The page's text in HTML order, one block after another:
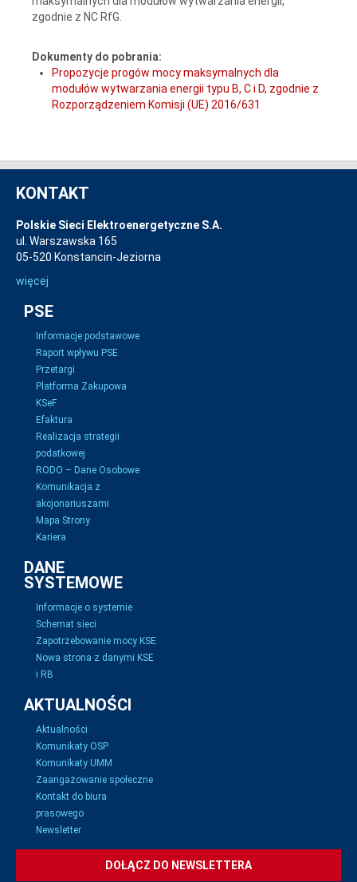
zgodnie z NC RfG.
Dokumenty do pobrania:
Propozycje progów mocy maksymalnych dla
modułów wytwarzania energii typu B, C i D, zgodnie z
Rozporządzeniem Komisji (UE) 2016/631
KONTAKT
Polskie Sieci Elektroenergetyczne S.A.
ul. Warszawska 165
05-520 Konstancin-Jeziorna
więcej
PSE
Informacje podstawowe
Raport wpływu PSE
Przetargi
Platforma Zakupowa
KSeF
Efaktura
Realizacja strategii
podatkowej
RODO – Dane Osobowe
Komunikacja z
akcjonariuszami
Mapa Strony
Kariera
DANE
SYSTEMOWE
Informacje o systemie
Schemat sieci
Zapotrzebowanie mocy KSE
Nowa strona z danymi KSE
i RB
AKTUALNOŚCI
Aktualności
Komunikaty OSP
Komunikaty UMM
Zaangażowanie społeczne
Kontakt do biura
prasowego
Newsletter
DOŁĄCZ DO NEWSLETTERA